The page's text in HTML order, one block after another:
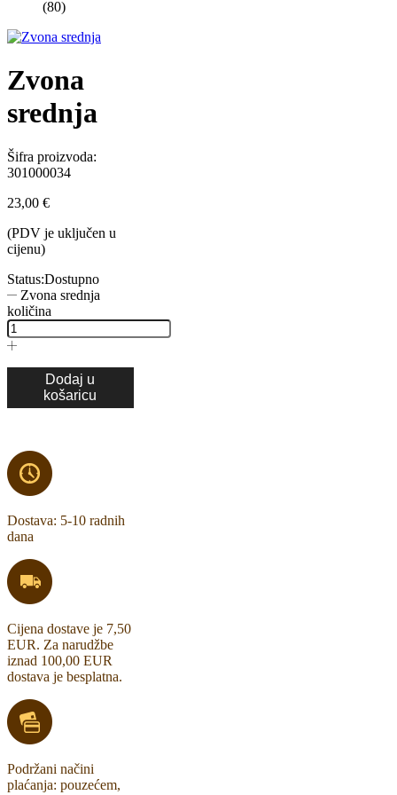
(80)
Zvona
srednja
Šifra proizvoda:
301000034
23,00 €
(PDV je uključen u
cijenu)
Status:Dostupno
Zvona srednja
količina
Dodaj u
košaricu
Dostava: 5-10 radnih
dana
Cijena dostave je 7,50
EUR. Za narudžbe
iznad 100,00 EUR
dostava je besplatna.
Podržani načini
plaćanja: pouzećem,